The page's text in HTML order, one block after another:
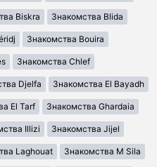
Biskra Знакомства Blida
Знакомства Bouira
Знакомства Chlef
Djelfa Знакомства El Bayadh
El Tarf Знакомства Ghardaia
Illizi Знакомства Jijel
Laghouat Знакомства M Sila